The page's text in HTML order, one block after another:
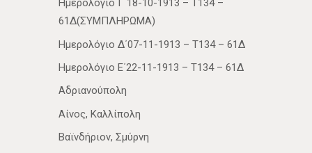
Ημερολόγιο Γ΄18-10-1913 – Τ134 –
61Δ(ΣΥΜΠΛΗΡΩΜΑ)
Ημερολόγιο Δ΄07-11-1913 – Τ134 – 61Δ
Ημερολόγιο Ε΄22-11-1913 – Τ134 – 61Δ
Αδριανούπολη
Αίνος, Καλλίπολη
Βαϊνδήριον, Σμύρνη